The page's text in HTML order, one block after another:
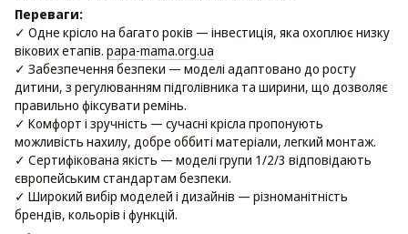
Переваги:
✓ Одне крісло на багато років — інвестиція, яка охоплює низку
вікових етапів. papa-mama.org.ua
✓ Забезпечення безпеки — моделі адаптовано до росту
дитини, з регулюванням підголівника та ширини, що дозволяє
правильно фіксувати ремінь.
✓ Комфорт і зручність — сучасні крісла пропонують
можливість нахилу, добре оббиті матеріали, легкий монтаж.
✓ Сертифікована якість — моделі групи 1/2/3 відповідають
європейським стандартам безпеки.
✓ Широкий вибір моделей і дизайнів — різноманітність
брендів, кольорів і функцій.